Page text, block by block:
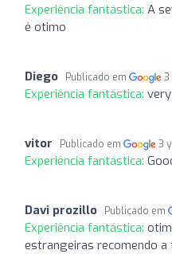
Experiência fantástica: A
é otimo
Diego Publicado em 3
Experiência fantástica:
vitor Publicado em 3
Experiência fantástica:
Davi prozillo Publicado em
Experiência fantástica:
estrangeiras recomendo a